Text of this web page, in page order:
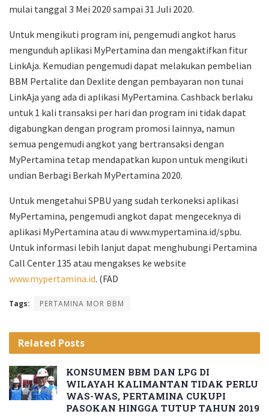
mulai tanggal 3 Mei 2020 sampai 31 Juli 2020.
Untuk mengikuti program ini, pengemudi angkot harus
mengunduh aplikasi MyPertamina dan mengaktifkan fitur
LinkAja. Kemudian pengemudi dapat melakukan pembelian
BBM Pertalite dan Dexlite dengan pembayaran non tunai
LinkAja yang ada di aplikasi MyPertamina. Cashback berlaku
untuk 1 kali transaksi per hari dan program ini tidak dapat
digabungkan dengan program promosi lainnya, namun
semua pengemudi angkot yang bertransaksi dengan
MyPertamina tetap mendapatkan kupon untuk mengikuti
undian Berbagi Berkah MyPertamina 2020.
Untuk mengetahui SPBU yang sudah terkoneksi aplikasi
MyPertamina, pengemudi angkot dapat mengeceknya di
aplikasi MyPertamina atau di www.mypertamina.id/spbu.
Untuk informasi lebih lanjut dapat menghubungi Pertamina
Call Center 135 atau mengakses ke website
www.mypertamina.id. (FAD
Tags: PERTAMINA MOR BBM
Related Posts
KONSUMEN BBM DAN LPG DI
WILAYAH KALIMANTAN TIDAK PERLU
WAS-WAS, PERTAMINA CUKUPI
PASOKAN HINGGA TUTUP TAHUN 2019